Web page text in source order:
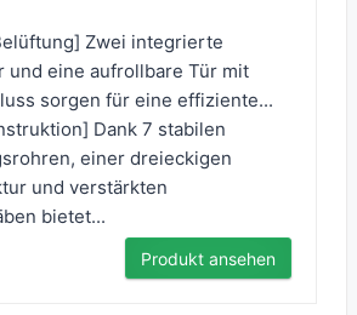
Zwei integrierte
und eine aufrollbare Tür mit
sorgen für eine effiziente...
Dank 7 stabilen
einer dreieckigen
und verstärkten
bietet...
Produkt ansehen